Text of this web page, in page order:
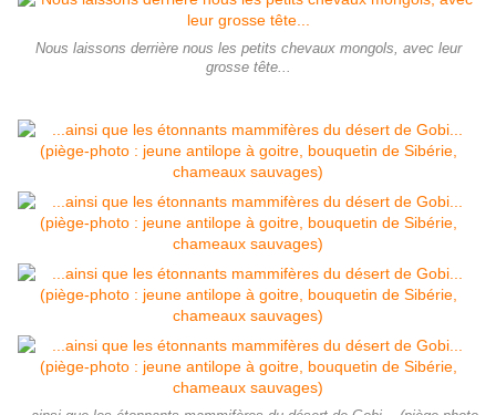
Nous laissons derrière nous les petits chevaux mongols, avec leur
grosse tête...